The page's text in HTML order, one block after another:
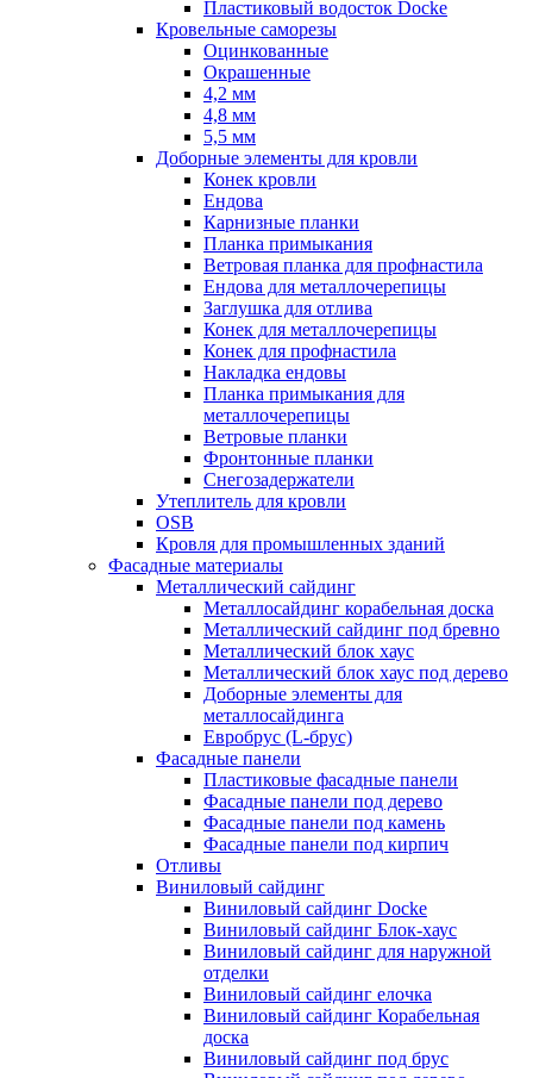
Пластиковый водосток Docke
Кровельные саморезы
Оцинкованные
Окрашенные
4,2 мм
4,8 мм
5,5 мм
Доборные элементы для кровли
Конек кровли
Ендова
Карнизные планки
Планка примыкания
Ветровая планка для профнастила
Ендова для металлочерепицы
Заглушка для отлива
Конек для металлочерепицы
Конек для профнастила
Накладка ендовы
Планка примыкания для
металлочерепицы
Ветровые планки
Фронтонные планки
Снегозадержатели
Утеплитель для кровли
OSB
Кровля для промышленных зданий
Фасадные материалы
Металлический сайдинг
Металлосайдинг корабельная доска
Металлический сайдинг под бревно
Металлический блок хаус
Металлический блок хаус под дерево
Доборные элементы для
металлосайдинга
Евробрус (L-брус)
Фасадные панели
Пластиковые фасадные панели
Фасадные панели под дерево
Фасадные панели под камень
Фасадные панели под кирпич
Отливы
Виниловый сайдинг
Виниловый сайдинг Docke
Виниловый сайдинг Блок-хаус
Виниловый сайдинг для наружной
отделки
Виниловый сайдинг елочка
Виниловый сайдинг Корабельная
доска
Виниловый сайдинг под брус